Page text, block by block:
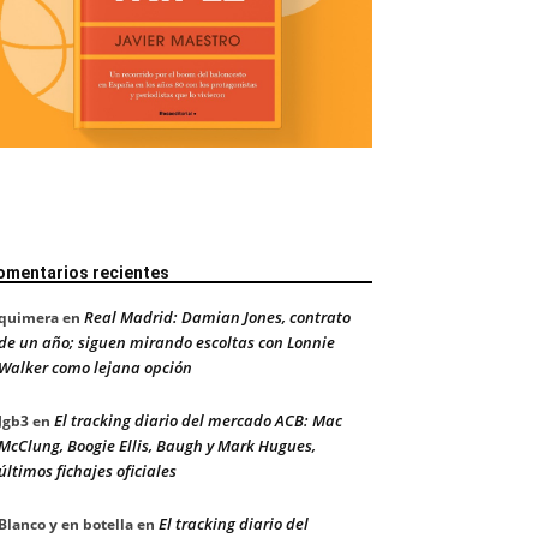
recientes
en Real Madrid: Damian Jones, contrato
un año; siguen mirando escoltas con Lonnie
como lejana opción
en El tracking diario del mercado ACB: Mac
Boogie Ellis, Baugh y Mark Hugues,
fichajes oficiales
y en botellaen El tracking diario del